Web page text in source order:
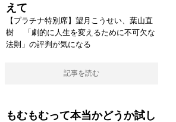
えて
【プラチナ特別席】望月こうせい、葉山直
樹 「劇的に人生を変えるために不可欠な
法則」の評判が気になる
記事を読む
もむもむって本当かどうか試し